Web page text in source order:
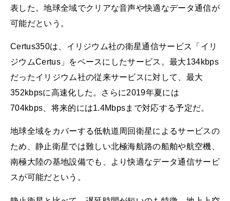
表した。地球全域でクリアな音声や快適なデータ通信が
可能だという。
Certus350は、イリジウム社の衛星通信サービス「イリ
ジウムCertus」をベースにしたサービス。最大134kbps
だったイリジウム社の従来サービスに対して、最大
352kbpsに高速化した。さらに2019年夏には
704kbps、将来的には1.4Mbpsまで対応する予定だ。
地球全域をカバーする低軌道周回衛星によるサービスの
ため、静止衛星では難しい北極海航路の船舶や航空機、
南極大陸の基地設備でも、より快適なデータ通信サービ
スが可能だという。